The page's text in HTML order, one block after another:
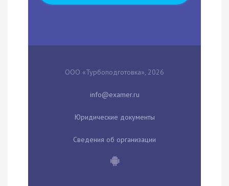
ООО «Турбоподготовка», 2026
Юридические документы
Сведения об организации